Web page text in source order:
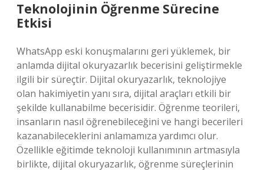
Teknolojinin Öğrenme Sürecine
Etkisi
WhatsApp eski konuşmalarını geri yüklemek, bir
anlamda dijital okuryazarlık becerisini geliştirmekle
ilgili bir süreçtir. Dijital okuryazarlık, teknolojiye
olan hakimiyetin yanı sıra, dijital araçları etkili bir
şekilde kullanabilme becerisidir. Öğrenme teorileri,
insanların nasıl öğrenebileceğini ve hangi becerileri
kazanabileceklerini anlamamıza yardımcı olur.
Özellikle eğitimde teknoloji kullanımının artmasıyla
birlikte, dijital okuryazarlık, öğrenme süreçlerinin